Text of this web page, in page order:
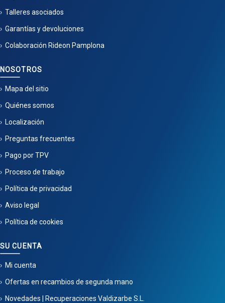
Talleres asociados
Garantías y devoluciones
Colaboración Rideon Pamplona
NOSOTROS
Mapa del sitio
Quiénes somos
Localización
Preguntas frecuentes
Pago por TPV
Proceso de trabajo
Política de privacidad
Aviso legal
Política de cookies
SU CUENTA
Mi cuenta
Ofertas en recambios de segunda mano
Novedades | Recuperaciones Valdizarbe S.L.